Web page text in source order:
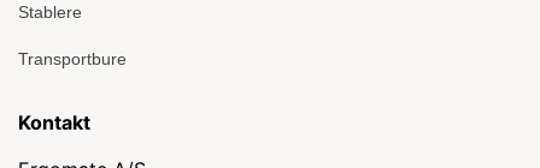
Stablere
Transportbure
Kontakt